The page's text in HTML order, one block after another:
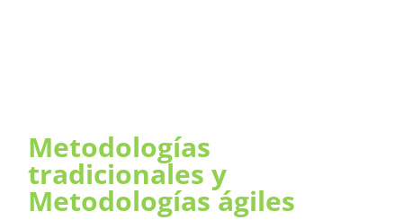
Metodologías
tradicionales y
Metodologías ágiles